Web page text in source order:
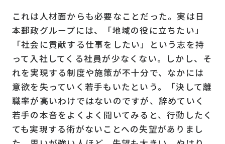
これは人材面からも必要なことだった。実は日
本郵政グループには、「地域の役に立ちたい」
「社会に貢献する仕事をしたい」という志を持
って入社してくる社員が少なくない。しかし、そ
れを実現する制度や施策が不十分で、なかには
意欲を失っていく若手もいたという。「決して離
職率が高いわけではないのですが、辞めていく
若手の本音をよくよく聞いてみると、行動したく
ても実現する術がないことへの失望がありまし